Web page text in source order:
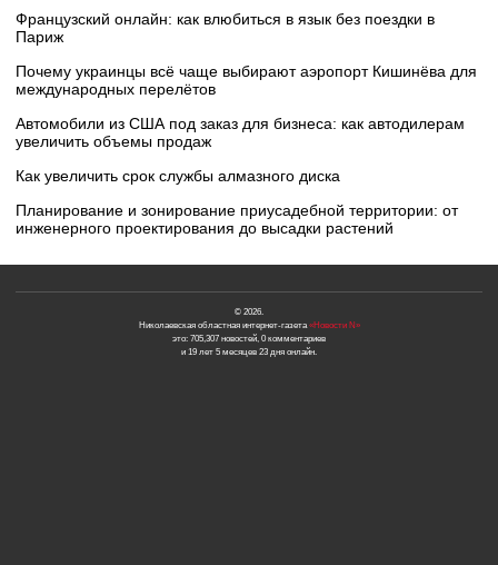
Французский онлайн: как влюбиться в язык без поездки в
Париж
Почему украинцы всё чаще выбирают аэропорт Кишинёва для
международных перелётов
Автомобили из США под заказ для бизнеса: как автодилерам
увеличить объемы продаж
Как увеличить срок службы алмазного диска
Планирование и зонирование приусадебной территории: от
инженерного проектирования до высадки растений
© 2026.
Николаевская областная интернет-газета «Новости N»
это: 705,307 новостей, 0 комментариев
и 19 лет 5 месяцев 23 дня онлайн.